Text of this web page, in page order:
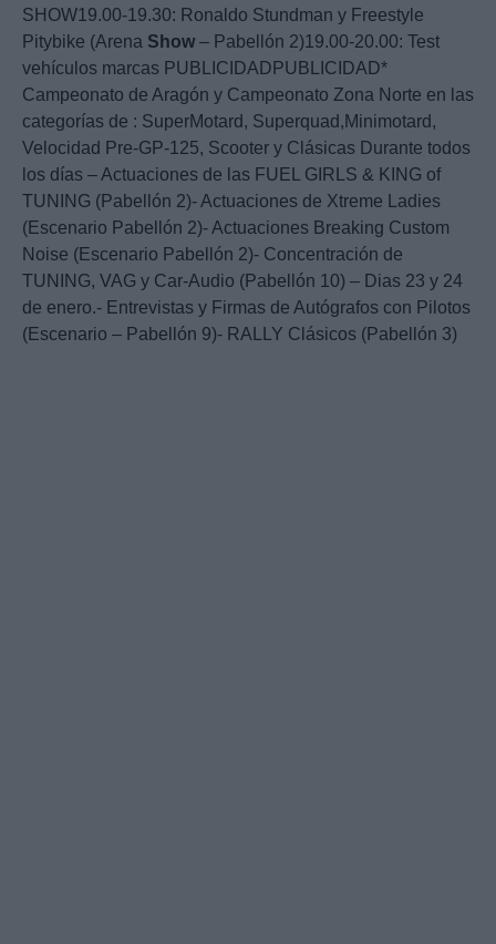
SHOW19.00-19.30: Ronaldo Stundman y Freestyle
Pitybike (Arena Show – Pabellón 2)19.00-20.00: Test
vehículos marcas PUBLICIDADPUBLICIDAD*
Campeonato de Aragón y Campeonato Zona Norte en las
categorías de : SuperMotard, Superquad,Minimotard,
Velocidad Pre-GP-125, Scooter y Clásicas Durante todos
los días – Actuaciones de las FUEL GIRLS & KING of
TUNING (Pabellón 2)- Actuaciones de Xtreme Ladies
(Escenario Pabellón 2)- Actuaciones Breaking Custom
Noise (Escenario Pabellón 2)- Concentración de
TUNING, VAG y Car-Audio (Pabellón 10) – Dias 23 y 24
de enero.- Entrevistas y Firmas de Autógrafos con Pilotos
(Escenario – Pabellón 9)- RALLY Clásicos (Pabellón 3)